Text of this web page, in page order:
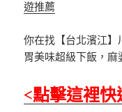
遊推薦
你在找【台北濱江
胃美味超級下飯，麻
<點擊這裡